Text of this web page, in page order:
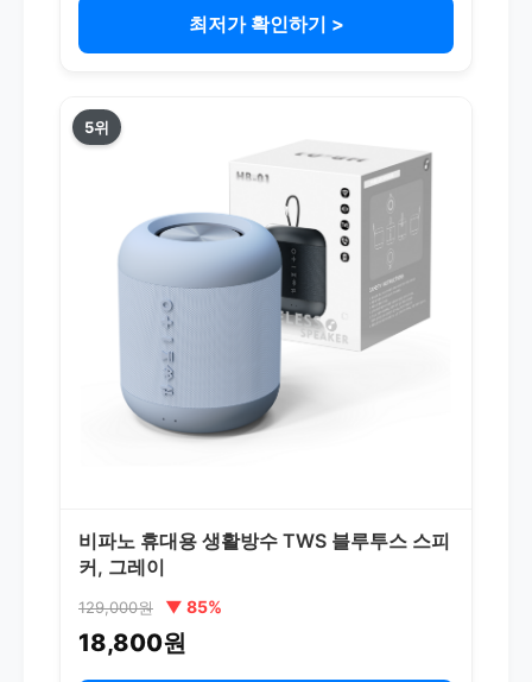
최저가 확인하기 >
5위
비파노 휴대용 생활방수 TWS 블루투스 스피
커, 그레이
129,000원 ▼ 85%
18,800원